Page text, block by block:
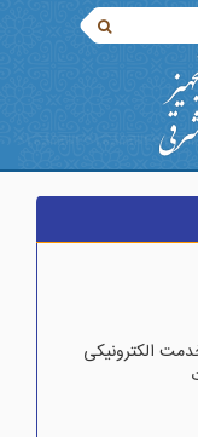
الکترونیکی